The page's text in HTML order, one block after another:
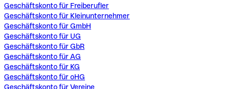
Geschäftskonto für Freiberufler
Geschäftskonto für Kleinunternehmer
Geschäftskonto für GmbH
Geschäftskonto für UG
Geschäftskonto für GbR
Geschäftskonto für AG
Geschäftskonto für KG
Geschäftskonto für oHG
Geschäftskonto für Vereine